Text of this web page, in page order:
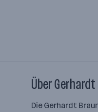
Über
Die Gerhardt